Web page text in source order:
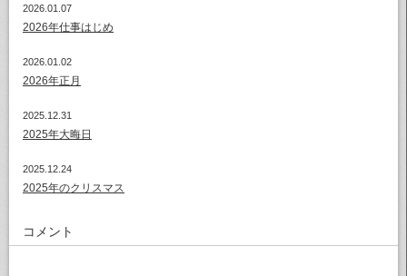
2026.01.07
2026年仕事はじめ
2026.01.02
2026年正月
2025.12.31
2025年大晦日
2025.12.24
2025年のクリスマス
コメント